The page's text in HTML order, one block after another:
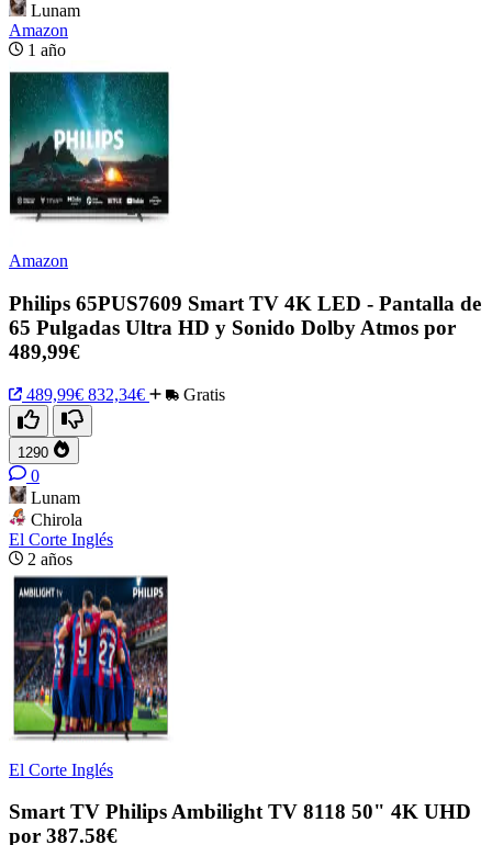
Lunam
Amazon
1 año
Amazon
Philips 65PUS7609 Smart TV 4K LED - Pantalla de
65 Pulgadas Ultra HD y Sonido Dolby Atmos por
489,99€
489,99€ 832,34€ Gratis
1290
0
Lunam
Chirola
El Corte Inglés
2 años
El Corte Inglés
Smart TV Philips Ambilight TV 8118 50" 4K UHD
por 387.58€